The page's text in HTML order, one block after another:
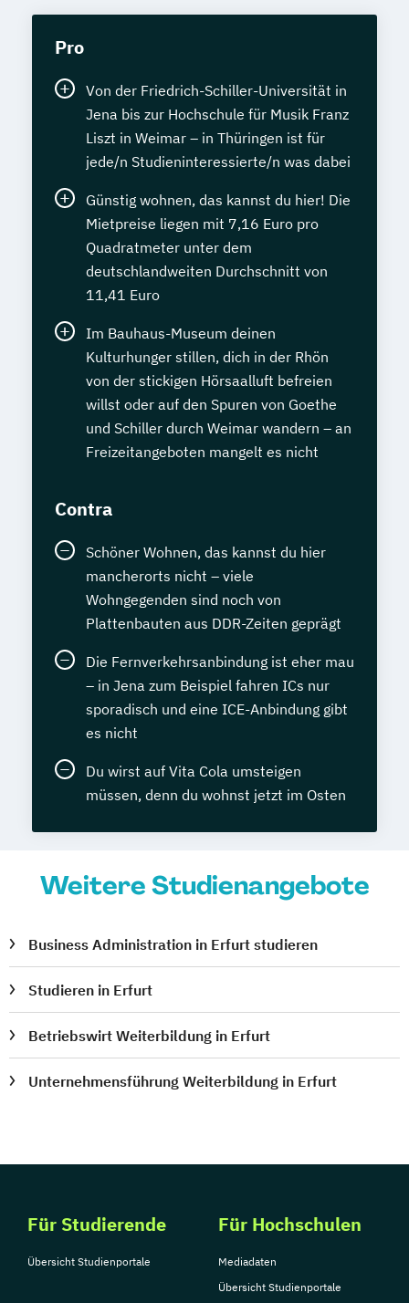
Pro
Von der Friedrich-Schiller-Universität in
Jena bis zur Hochschule für Musik Franz
Liszt in Weimar – in Thüringen ist für
jede/n Studieninteressierte/n was dabei
Günstig wohnen, das kannst du hier! Die
Mietpreise liegen mit 7,16 Euro pro
Quadratmeter unter dem
deutschlandweiten Durchschnitt von
11,41 Euro
Im Bauhaus-Museum deinen
Kulturhunger stillen, dich in der Rhön
von der stickigen Hörsaalluft befreien
willst oder auf den Spuren von Goethe
und Schiller durch Weimar wandern – an
Freizeitangeboten mangelt es nicht
Contra
Schöner Wohnen, das kannst du hier
mancherorts nicht – viele
Wohngegenden sind noch von
Plattenbauten aus DDR-Zeiten geprägt
Die Fernverkehrsanbindung ist eher mau
– in Jena zum Beispiel fahren ICs nur
sporadisch und eine ICE-Anbindung gibt
es nicht
Du wirst auf Vita Cola umsteigen
müssen, denn du wohnst jetzt im Osten
Weitere Studienangebote
Business Administration in Erfurt studieren
Studieren in Erfurt
Betriebswirt Weiterbildung in Erfurt
Unternehmensführung Weiterbildung in Erfurt
Für Studierende
Übersicht Studienportale
Für Hochschulen
Mediadaten
Übersicht Studienportale